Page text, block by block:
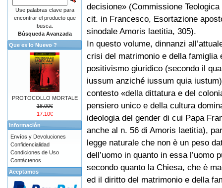
decisione» (Commissione
cit. in Francesco, Esortazione
sinodale Amoris laetitia, 305).
In questo volume, dinnanzi
crisi del matrimonio e della famiglia
positivismo giuridico (secondo il
iussum anziché iussum quia
contesto «della dittatura e del
pensiero unico e della cultura
ideologia del gender di cui Papa
anche al n. 56 di Amoris laetitia),
legge naturale che non è un peso
dell’uomo in quanto in essa
secondo quanto la Chiesa, che è
ed il diritto del matrimonio e della
Use palabras clave para
encontrar el producto que
busca.
Búsqueda Avanzada
Que es lo Nuevo ?
PROTOCOLLO MORTALE
18.00€
17.10€
Información
Envíos y Devoluciones
Confidencialidad
Condiciones de Uso
Contáctenos
Aceptamos